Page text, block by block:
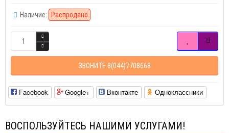
Наличие: Распродано
ЗВОНИТЕ 8(044)7708668
Facebook Google+ Вконтакте Одноклассники
ВОСПОЛЬЗУЙТЕСЬ НАШИМИ УСЛУГАМИ!